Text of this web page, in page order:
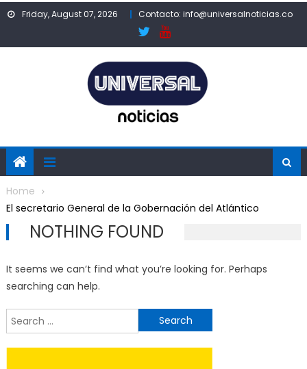
Skip
Friday, August 07, 2026 Contacto: info@universalnoticias.co
Home
El secretario General de la Gobernación del Atlántico
NOTHING FOUND
It seems we can’t find what you’re looking for. Perhaps
searching can help.
for: